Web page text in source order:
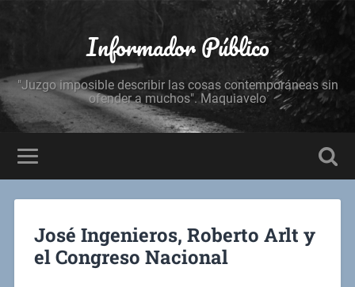
Informador Público
"Juzgo imposible describir las cosas contemporáneas sin
ofender a muchos". Maquiavelo
José Ingenieros, Roberto Arlt y
el Congreso Nacional